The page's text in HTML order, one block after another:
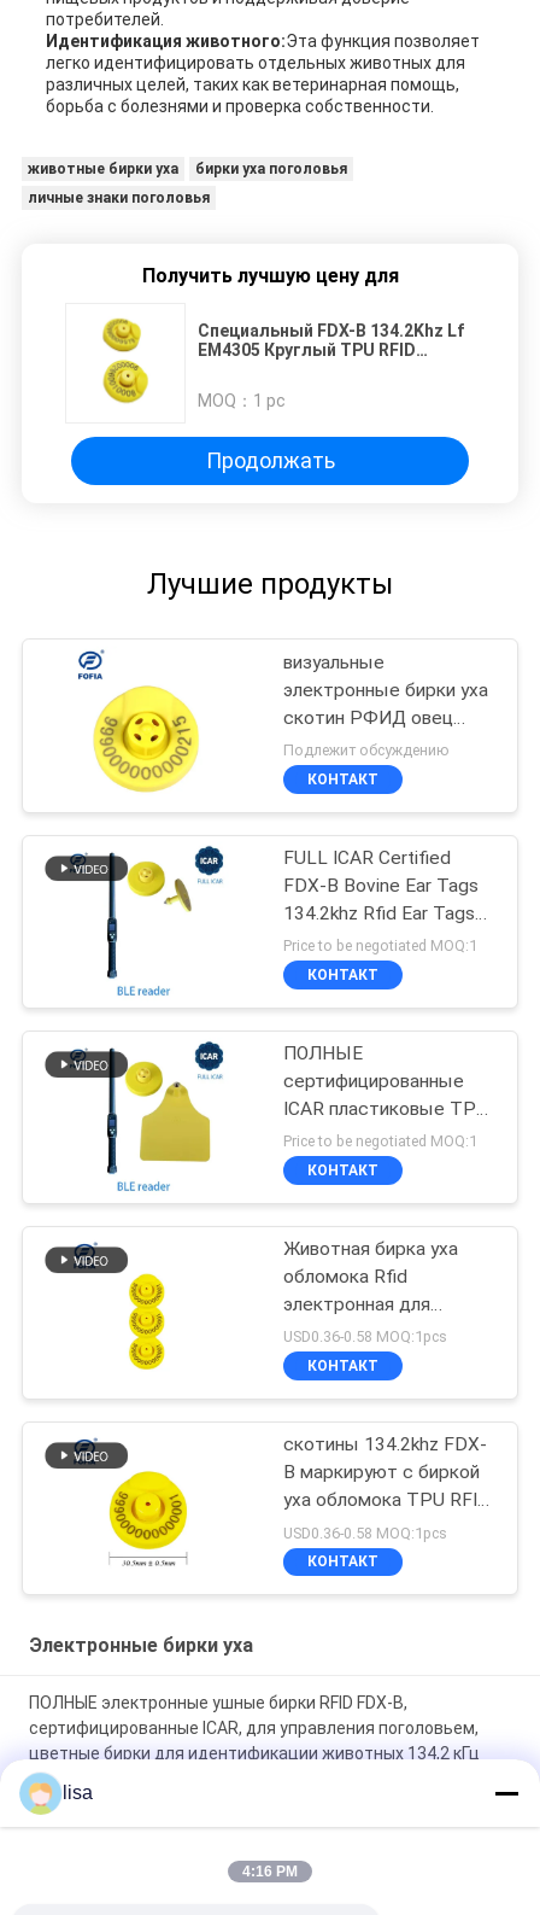
потребителей.
Идентификация животного:Эта функция позволяет
легко идентифицировать отдельных животных для
различных целей, таких как ветеринарная помощь,
борьба с болезнями и проверка собственности.
животные бирки уха
бирки уха поголовья
личные знаки поголовья
Получить лучшую цену для
Специальный FDX-B 134.2Khz Lf
EM4305 Круглый TPU RFID
Коза Овца Свинья Кролик
MOQ： 1 pc
Продолжать
Лучшие продукты
визуальные
электронные бирки уха
скотин РФИД овец
134.2Хз
Подлежит обсуждению
КОНТАКТ
FULL ICAR Certified
FDX-B Bovine Ear Tags
134.2khz Rfid Ear Tags
(Сертификат FDX-B для
говядины)
Price to be negotiated MOQ:1
КОНТАКТ
ПОЛНЫЕ
сертифицированные
ICAR пластиковые TPU
пломбировочные ушные
бирки для крупного
рогатого скота RFID
Price to be negotiated MOQ:1
КОНТАКТ
Животная бирка уха
обломока Rfid
электронная для
пользы 134.2khz FDX-B
фермы
USD0.36-0.58 MOQ:1pcs
КОНТАКТ
скотины 134.2khz FDX-
B маркируют с биркой
уха обломока TPU RFID
с номером печатания
лазера
USD0.36-0.58 MOQ:1pcs
КОНТАКТ
Электронные бирки уха
ПОЛНЫЕ электронные ушные бирки RFID FDX-B,
сертифицированные ICAR, для управления поголовьем,
цветные бирки для идентификации животных 134,2 кГц
для крупного рогатого скота, овец, коз и свиней
Водостойкие электронные ушные ярлыки для скота и
долговечные для управления животными
lisa
4:16 PM